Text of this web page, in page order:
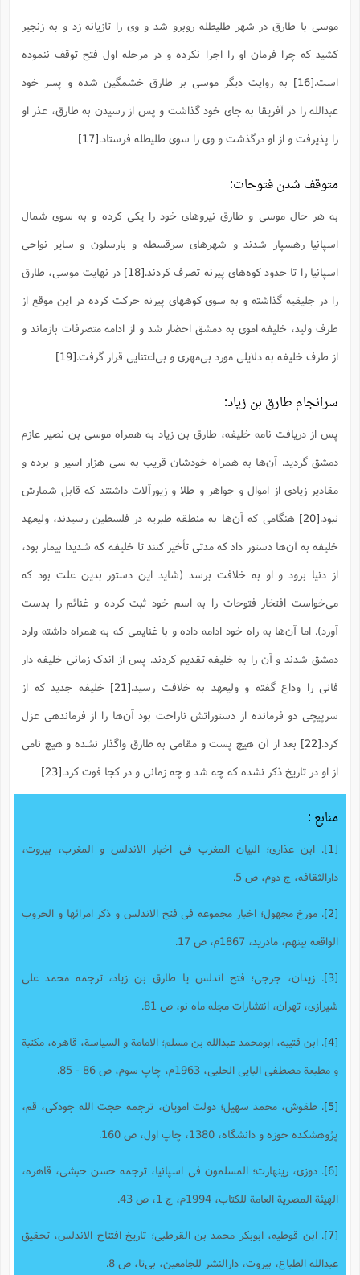
موسی با طارق در شهر طلیطله روبرو شد و وی را تازیانه زد و به زنجیر
کشید که چرا فرمان او را اجرا نکرده و در مرحله اول فتح توقف ننموده
است.[16]
به روایت دیگر موسی بر طارق خشمگین شده و پسر خود
عبدالله را در آفریقا به جای خود گذاشت و پس از رسیدن به طارق، عذر او
را پذیرفت و از او درگذشت و وی را سوی طلیطله فرستاد.[17]
متوقف شدن فتوحات:
به هر حال موسی و طارق نیروهای خود را یکی کرده و به سوی شمال
اسپانیا رهسپار شدند و شهرهای سرقسطه و بارسلون و سایر نواحی
اسپانیا را تا حدود کوه‌های پیرنه تصرف کردند.[18]
در نهایت موسی، طارق
را در جلیقیه گذاشته و به سوی کوههای پیرنه حرکت کرده در این موقع از
طرف ولید، خلیفه اموی به دمشق احضار شد و از ادامه متصرفات بازماند و
از طرف خلیفه به دلایلی مورد بی‌مهری و بی‌اعتنایی قرار گرفت.[19]
سرانجام طارق بن زیاد:
پس از دریافت نامه خلیفه، طارق بن زیاد به همراه موسی بن نصیر عازم
دمشق گردید. آن‌ها به همراه خودشان قریب به سی هزار اسیر و برده و
مقادیر زیادی از اموال و جواهر و طلا و زیورآلات داشتند که قابل شمارش
نبود.[20]
هنگامی که آن‌ها به منطقه طبریه در فلسطین رسیدند، ولیعهد
خلیفه به آن‌ها دستور داد که مدتی تأخیر کنند تا خلیفه که شدیدا بیمار بود،
از دنیا برود و او به خلافت برسد (شاید این دستور بدین علت بود که
می‌خواست افتخار فتوحات را به اسم خود ثبت کرده و غنائم را بدست
آورد). اما آن‌ها به راه خود ادامه داده و با غنایمی که به همراه داشته وارد
دمشق شدند و آن را به خلیفه تقدیم کردند. پس از اندک زمانی خلیفه دار
فانی را وداع گفته و ولیعهد به خلافت رسید.[21]
خلیفه جدید که از
سرپیچی دو فرمانده از دستوراتش ناراحت بود آن‌ها را از فرماندهی عزل
کرد.[22]
بعد از آن هیچ پست و مقامی به طارق واگذار نشده و هیچ نامی
از او در تاریخ ذکر نشده که چه شد و چه زمانی و در کجا فوت کرد.[23]
منابع :
. ابن عذاری؛ البیان المغرب فی اخبار الاندلس و المغرب، بیروت،
دارالثقافه، ج دوم، ص 5.
. مورخ مجهول؛ اخبار مجموعه فی فتح الاندلس و ذکر امرائها و الحروب
الواقعه بینهم، مادرید، 1867م، ص 17.
. زیدان، جرجی؛ فتح اندلس یا طارق بن زیاد، ترجمه محمد علی
شیرازی، تهران، انتشارات مجله ماه نو، ص 81.
. ابن قتیبه، ابومحمد عبدالله بن مسلم؛ الامامة و السیاسة، قاهره، مکتبة
و مطبعة مصطفی البایی الحلبی، 1963م، چاپ سوم، ص 86 - 85.
. طقوش، محمد سهیل؛ دولت امویان، ترجمه حجت الله جودکی، قم،
پژوهشکده حوزه و دانشگاه، 1380، چاپ اول، ص 160.
. دوزی، رینهارت؛ المسلمون فی اسپانیا، ترجمه حسن حبشی، قاهره،
الهیئة المصریة العامة للکتاب، 1994م، ج 1، ص 43.
. ابن قوطیه، ابوبکر محمد بن القرطبی؛ تاریخ افتتاح الاندلس، تحقیق
عبدالله الطباع، بیروت، دارالنشر للجامعین، بی‌تا، ص 8.